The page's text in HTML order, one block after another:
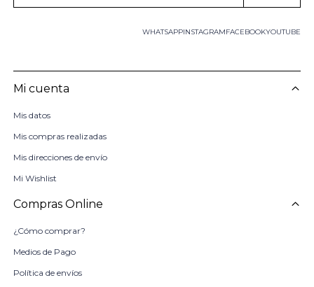
WHATSAPP FACEBOOKYOUTUBE
INSTAGRAM
Mi cuenta
Mis datos
Mis compras realizadas
Mis direcciones de envío
Mi Wishlist
Compras Online
¿Cómo comprar?
Medios de Pago
Política de envíos